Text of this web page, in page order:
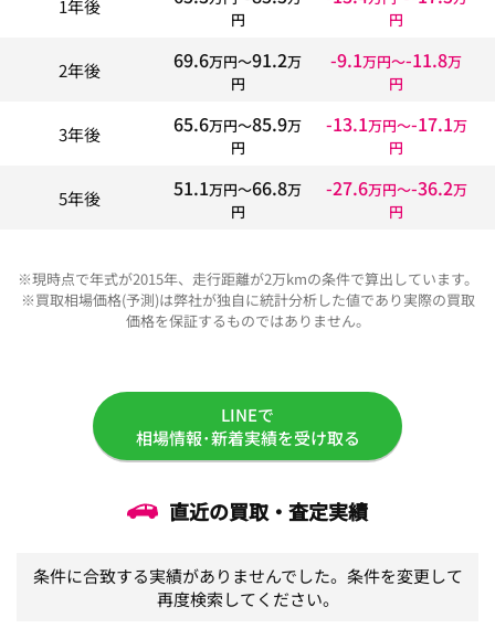
1年後
円
円
2年後 69.6万円〜91.2万
円
-9.1万円〜-11.8万
円
3年後 65.6万円〜85.9万
円
-13.1万円〜-17.1万
円
5年後 51.1万円〜66.8万
円
-27.6万円〜-36.2万
円
※現時点で年式が2015年、走行距離が2万kmの条件で算出しています。
※買取相場価格(予測)は弊社が独自に統計分析した値であり実際の買取
価格を保証するものではありません。
LINEで
相場情報･新着実績を受け取る
直近の買取・査定実績
条件に合致する実績がありませんでした。条件を変更して
再度検索してください。